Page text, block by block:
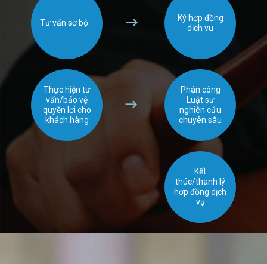
Tư vấn sơ bộ
Ký hợp đồng
dịch vu
Phân công
Luật sư
nghiên cứu
chuyên sâu
Thực hiện tư
vấn/bảo vệ
quyền lơi cho
khách hàng
Kết
thúc/thanh lý
hơp đồng dịch
vụ